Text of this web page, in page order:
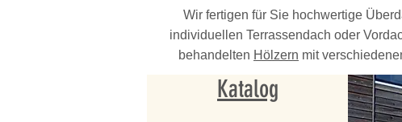
Wir fertigen für Sie hochwertige
individuellen Terrassendach oder
behandelten Hölzern mit
Katalog